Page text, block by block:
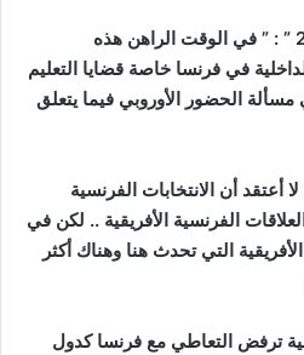
وقال تورشين ل ” أفرو نيوز 24 ” : ” في الوقت الراهن هذه
في فرنسا خاصة قضايا التعليم
الحضور الأوروبي فيما يتعلق
أن الانتخابات الفرنسية
الفرنسية الأفريقية .. لكن في
التي تحدث هنا وهناك أكثر
ترفض التعاطي مع فرنسا كدول